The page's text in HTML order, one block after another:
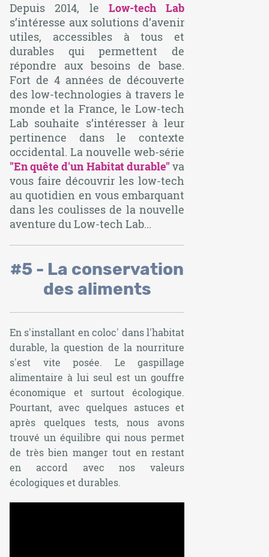
Depuis 2014, le Low-tech Lab
s’intéresse aux solutions d’avenir
utiles, accessibles à tous et
durables qui permettent de
répondre aux besoins de base.
Fort de 4 années de découverte
des low-technologies à travers le
monde et la France, le Low-tech
Lab souhaite s’intéresser à leur
pertinence dans le contexte
occidental. La nouvelle web-série
"En quête d'un Habitat durable" va
vous faire découvrir les low-tech
au quotidien en vous embarquant
dans les coulisses de la nouvelle
aventure du Low-tech Lab...
#5 - La conservation
des aliments
En s'installant en coloc' dans l'habitat
durable, la question de la nourriture
s'est vite posée. Le gaspillage
alimentaire à lui seul est un gouffre
économique et surtout écologique.
Pourtant, avec quelques astuces et
après quelques tests, nous avons
trouvé un équilibre qui nous permet
de très bien manger tout en restant
en accord avec nos valeurs
écologiques et durables.